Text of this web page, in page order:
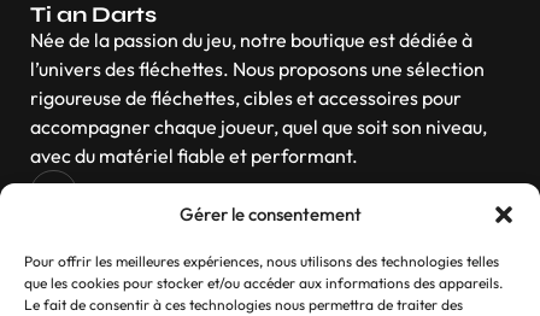
Gérer le consentement
Pour offrir les meilleures expériences, nous utilisons des technologies telles
que les cookies pour stocker et/ou accéder aux informations des appareils.
Le fait de consentir à ces technologies nous permettra de traiter des
Ti an Darts
Née de la passion du jeu, notre boutique est dédiée à
l’univers des fléchettes. Nous proposons une sélection
rigoureuse de fléchettes, cibles et accessoires pour
accompagner chaque joueur, quel que soit son niveau,
avec du matériel fiable et performant.
Navigation